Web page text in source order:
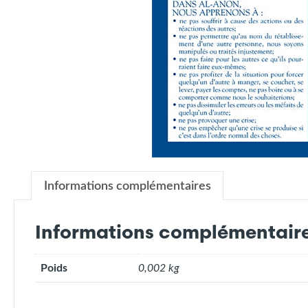
Informations complémentaires
Informations
Poids 0,002 kg